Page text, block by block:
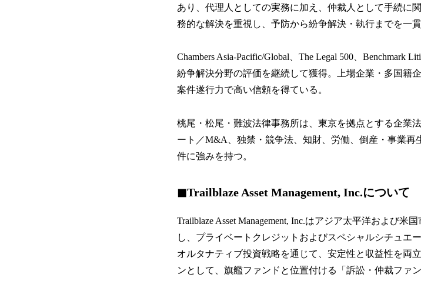
あり、代理人としての実務に加え、仲裁人として手続に
務的な解決を重視し、予防から紛争解決・執行までを一
Chambers Asia-Pacific/Global、The Legal 500、Benchmark
紛争解決分野の評価を継続して獲得。上場企業・多国籍
案件遂行力で高い信頼を得ている。
桃尾・松尾・難波法律事務所は、東京を拠点とする企業
ート／M&A、独禁・競争法、知財、労働、倒産・事業
件に強みを持つ。
◼︎Trailblaze Asset Management, Inc.について
Trailblaze Asset Management, Inc.はアジア太平洋および米
し、プライベートクレジットおよびスペシャルシチュエ
オルタナティブ投資戦略を通じて、安定性と収益性を両
ンとして、旗艦ファンドと位置付ける「訴訟・仲裁ファ